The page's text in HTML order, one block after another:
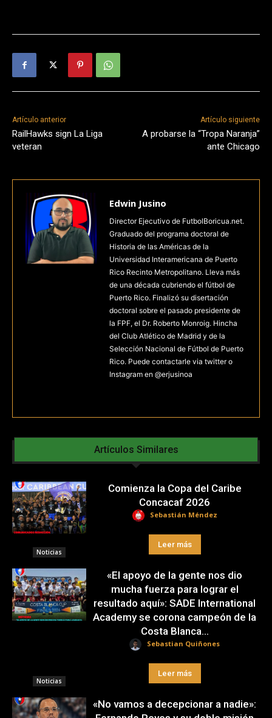
Artículo anterior
RailHawks sign La Liga
veteran
Artículo siguiente
A probarse la “Tropa Naranja”
ante Chicago
Edwin Jusino
Director Ejecutivo de FutbolBoricua.net.
Graduado del programa doctoral de
Historia de las Américas de la
Universidad Interamericana de Puerto
Rico Recinto Metropolitano. Lleva más
de una década cubriendo el fútbol de
Puerto Rico. Finalizó su disertación
doctoral sobre el pasado presidente de
la FPF, el Dr. Roberto Monroig. Hincha
del Club Atlético de Madrid y de la
Selección Nacional de Fútbol de Puerto
Rico. Puede contactarle via twitter o
Instagram en @erjusinoa
Artículos Similares
Noticias
Comienza la Copa del Caribe
Concacaf 2026
Sebastián Méndez
Leer más
Noticias
«El apoyo de la gente nos dio
mucha fuerza para lograr el
resultado aquí»: SADE International
Academy se corona campeón de la
Costa Blanca...
Sebastian Quiñones
Leer más
«No vamos a decepcionar a nadie»: